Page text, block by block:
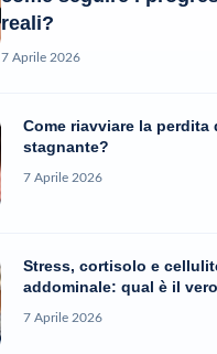
reali?
7 Aprile 2026
Come riavviare la perdita
stagnante?
7 Aprile 2026
Stress, cortisolo e
addominale: qual è il
7 Aprile 2026